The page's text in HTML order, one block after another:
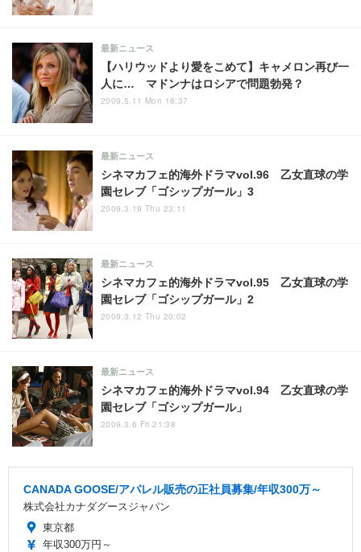
【ハリウッドより愛をこめて】キャメロン再び一
人に… マドンナはロシアで問題勃発？
最新ニュース
2009.5.11 Mon 18:37
シネマカフェ的海外ドラマvol.96 乙女直球の学
園セレブ「ゴシップガール」3
最新ニュース
2009.3.19 Thu 23:11
シネマカフェ的海外ドラマvol.95 乙女直球の学
園セレブ「ゴシップガール」2
最新ニュース
2009.3.12 Thu 20:02
シネマカフェ的海外ドラマvol.94 乙女直球の学
園セレブ「ゴシップガール」
最新ニュース
2009.3.6 Fri 21:38
CANADA GOOSE/アパレル販売の正社員募集/年収300万～
株式会社カナダグースジャパン
東京都
年収300万円～